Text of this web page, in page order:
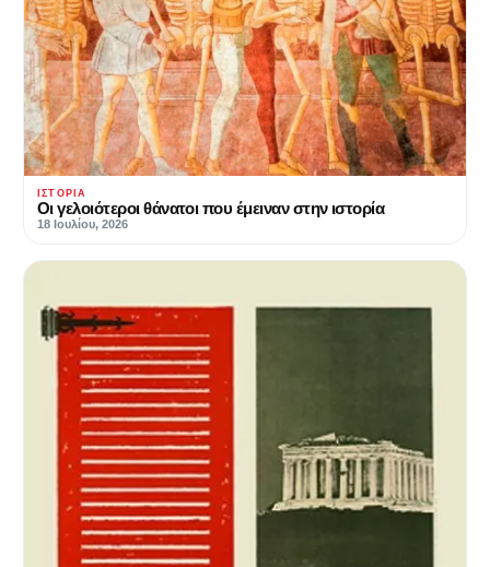
ΙΣΤΟΡΊΑ
Οι γελοιότεροι θάνατοι που έμειναν στην ιστορία
18 Ιουλίου, 2026